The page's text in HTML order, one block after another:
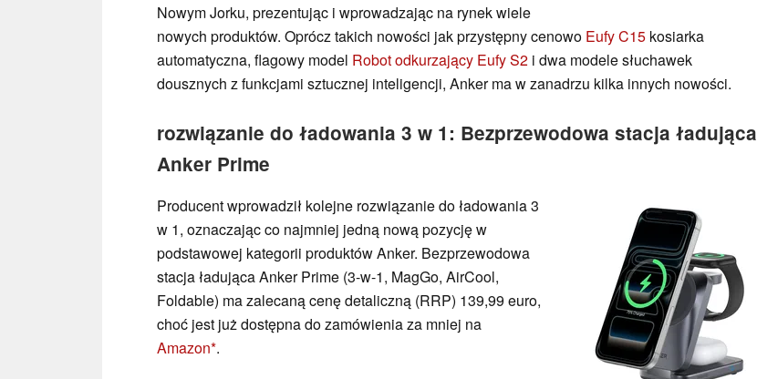
Nowym Jorku, prezentując i wprowadzając na rynek wiele
nowych produktów. Oprócz takich nowości jak przystępny cenowo Eufy C15 kosiarka
automatyczna, flagowy model Robot odkurzający Eufy S2 i dwa modele słuchawek
dousznych z funkcjami sztucznej inteligencji, Anker ma w zanadrzu kilka innych nowości.
rozwiązanie do ładowania 3 w 1: Bezprzewodowa stacja ładująca
Anker Prime
Producent wprowadził kolejne rozwiązanie do ładowania 3
w 1, oznaczając co najmniej jedną nową pozycję w
podstawowej kategorii produktów Anker. Bezprzewodowa
stacja ładująca Anker Prime (3-w-1, MagGo, AirCool,
Foldable) ma zalecaną cenę detaliczną (RRP) 139,99 euro,
choć jest już dostępna do zamówienia za mniej na
Amazon .